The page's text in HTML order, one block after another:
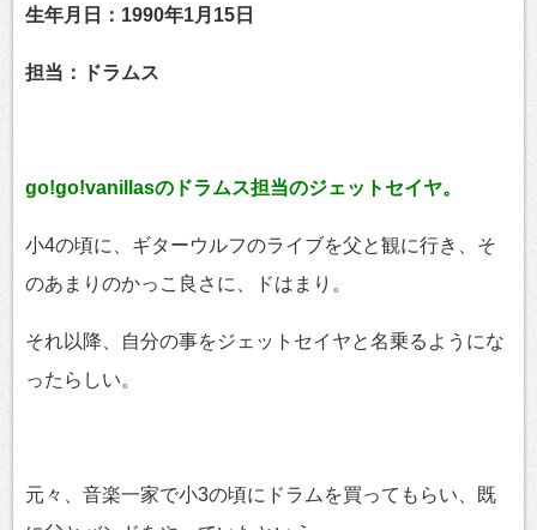
生年月日：1990年1月15日
担当：ドラムス
go!go!vanillasのドラムス担当のジェットセイヤ。
小4の頃に、ギターウルフのライブを父と観に行き、そ
のあまりのかっこ良さに、ドはまり。
それ以降、自分の事をジェットセイヤと名乗るようにな
ったらしい。
元々、音楽一家で小3の頃にドラムを買ってもらい、既